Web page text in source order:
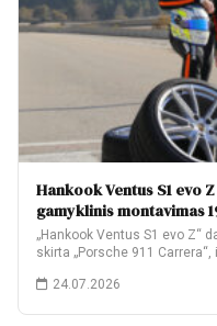
Hankook Ventus S1 evo
gamyklinis montavimas
„Hankook Ventus S1 evo Z“
skirta „Porsche 911 Carrera“,
24.07.2026